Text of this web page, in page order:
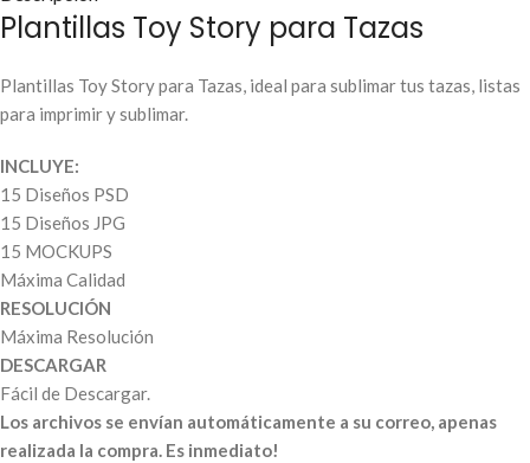
Plantillas Toy Story para Tazas
Plantillas Toy Story para Tazas, ideal para sublimar tus tazas, listas
para imprimir y sublimar.
INCLUYE:
15 Diseños PSD
15 Diseños JPG
15 MOCKUPS
Máxima Calidad
RESOLUCIÓN
Máxima Resolución
DESCARGAR
Fácil de Descargar.
Los archivos se envían automáticamente a su correo, apenas
realizada la compra. Es inmediato!